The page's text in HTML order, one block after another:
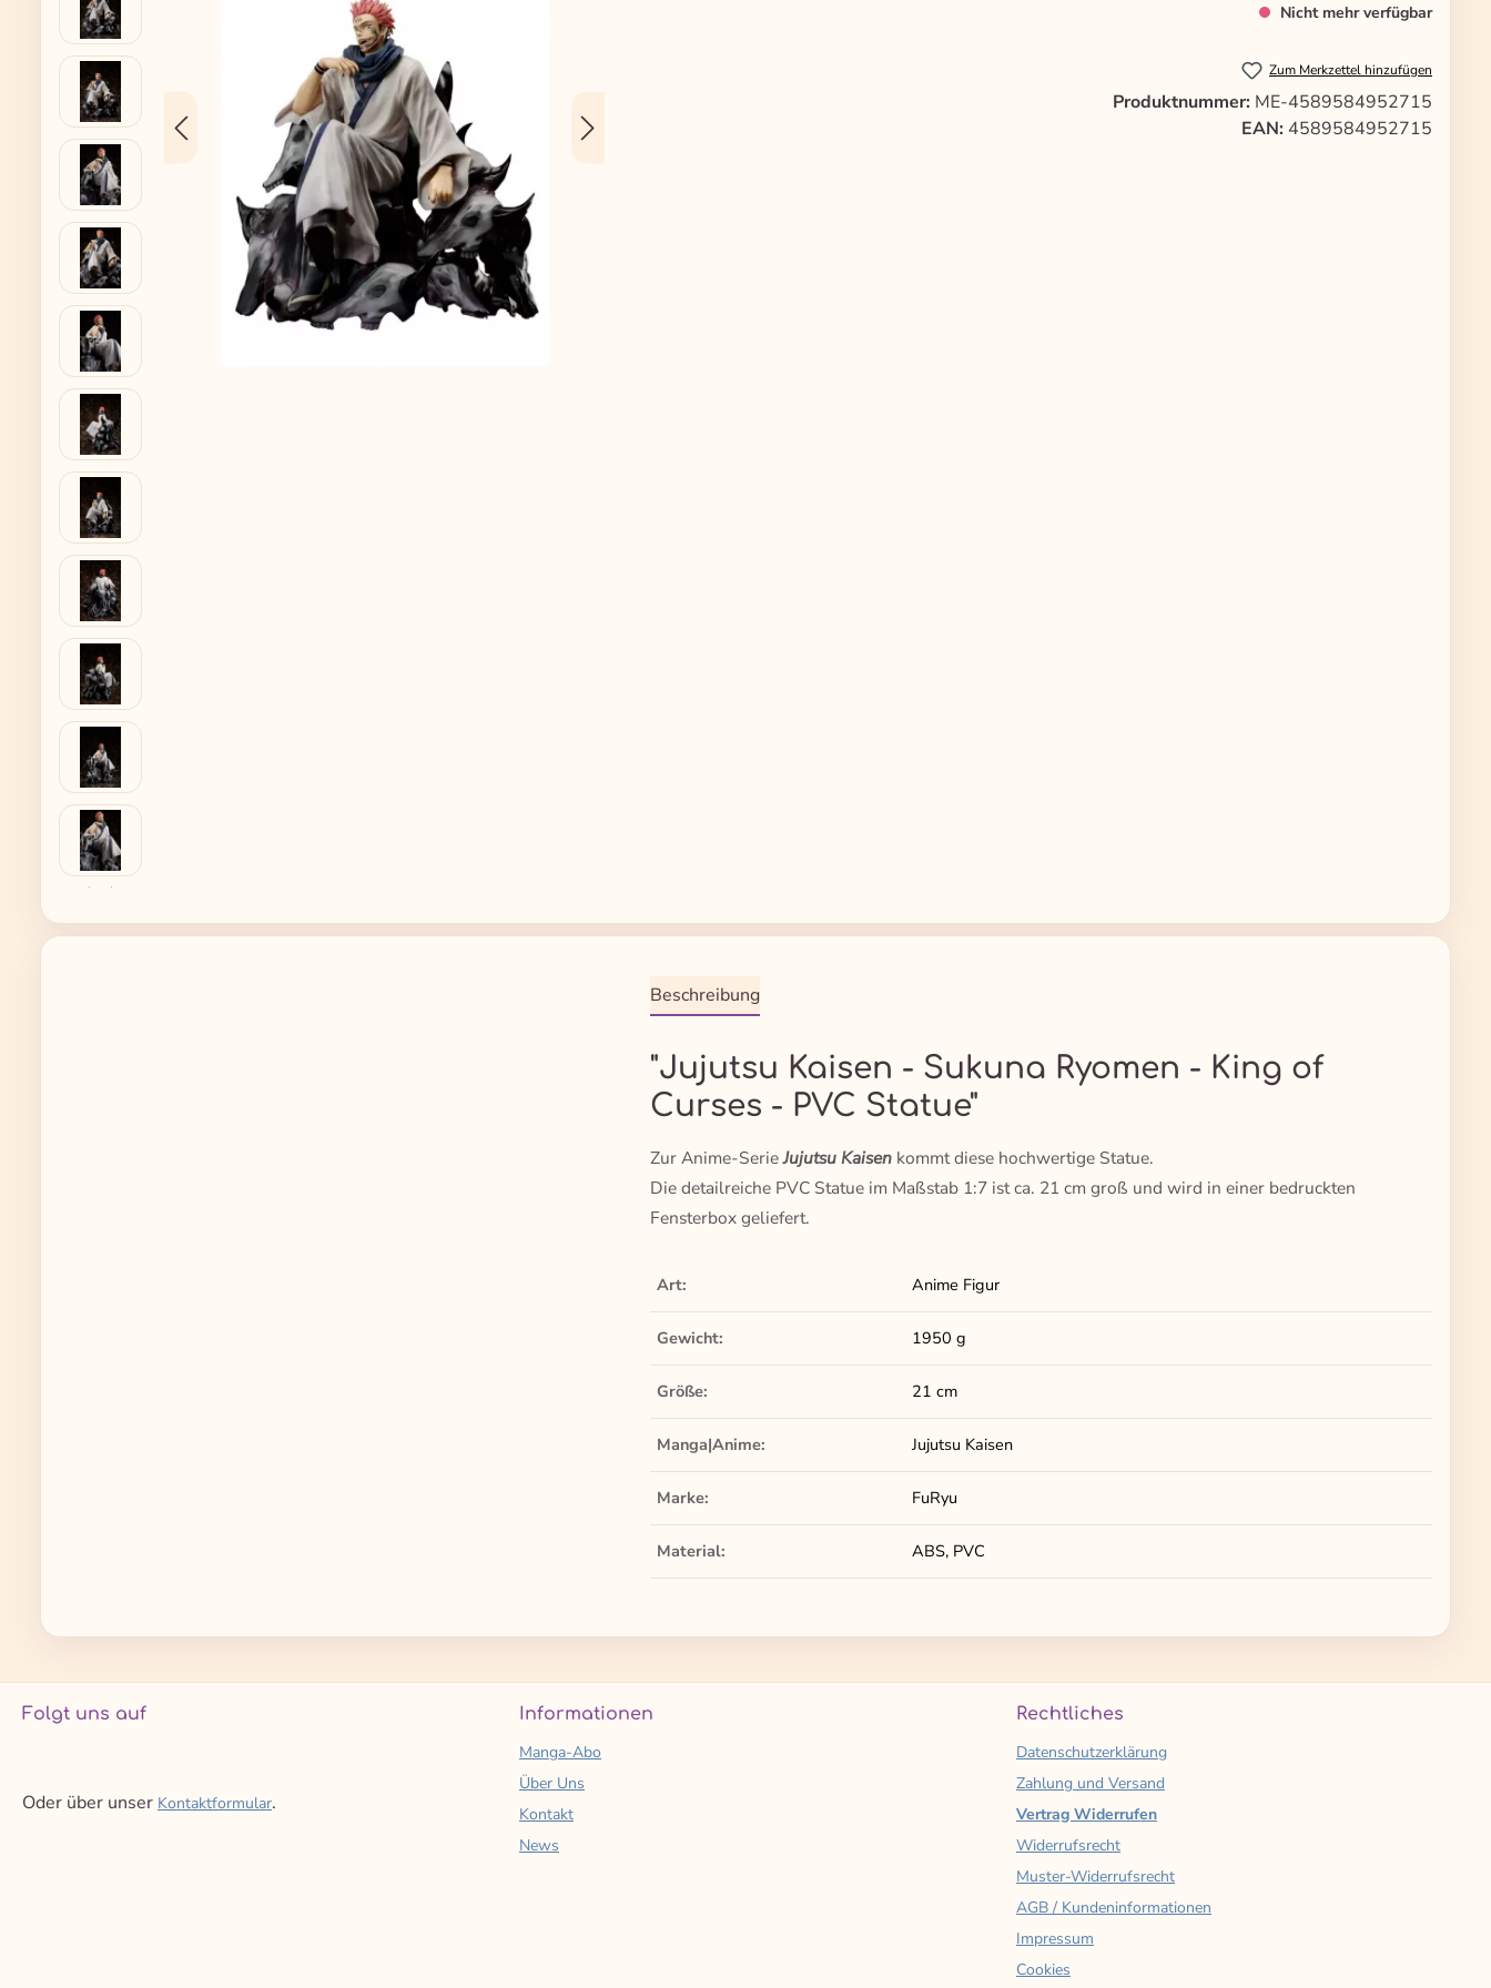
Nicht mehr verfügbar
Zum Merkzettel hinzufügen
Produktnummer: ME-4589584952715
EAN: 4589584952715
Beschreibung
"Jujutsu Kaisen - Sukuna Ryomen - King of
Curses - PVC Statue"
Zur Anime-SerieJujutsu Kaisenkommt diese hochwertige Statue.
Die detailreiche PVC Statue im Maßstab 1:7 ist ca. 21 cm groß und wird in einer bedruckten
Fensterbox geliefert.
Art: Anime Figur
Gewicht: 1950 g
Größe: 21 cm
Manga|Anime: Jujutsu Kaisen
Marke: FuRyu
Material: ABS, PVC
Folgt uns auf
Oder über unser Kontaktformular.
Informationen
Manga-Abo
Über Uns
Kontakt
News
Rechtliches
Datenschutzerklärung
Zahlung und Versand
Vertrag Widerrufen
Widerrufsrecht
Muster-Widerrufsrecht
AGB / Kundeninformationen
Impressum
Cookies